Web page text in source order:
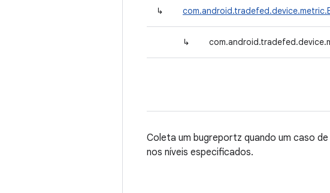
↳
↳
Coleta um bugreportz quando um caso
nos níveis especificados.